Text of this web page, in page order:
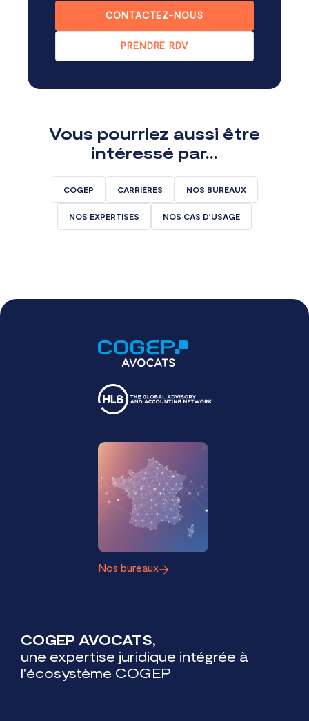
CONTACTEZ-NOUS
PRENDRE RDV
Vous pourriez aussi être
intéressé par…
COGEP CARRIÈRES NOS BUREAUX
NOS EXPERTISES NOS CAS D’USAGE
Nos bureaux
COGEP AVOCATS,
une expertise juridique intégrée à
l'écosystème COGEP